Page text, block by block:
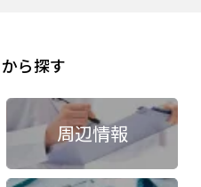
ら探す
周辺情報